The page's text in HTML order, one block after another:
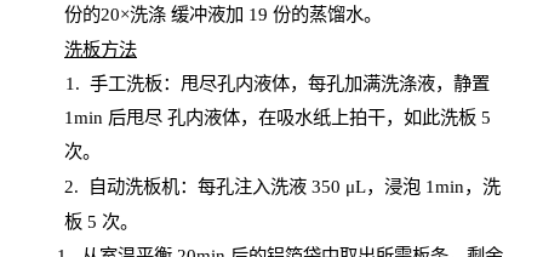
份的20×洗涤 缓冲液加 19 份的蒸馏水。
洗板方法
1. 手工洗板：甩尽孔内液体，每孔加满洗涤液，静置
1min 后甩尽 孔内液体，在吸水纸上拍干，如此洗板 5
次。
2.
自动洗板机：每孔注入洗液 350 μL，浸泡 1min，洗
板 5 次。